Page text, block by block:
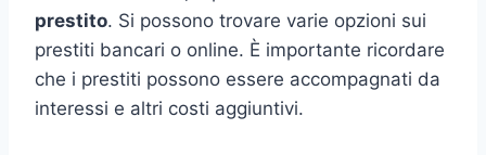
prestito. Si possono trovare varie opzioni sui
prestiti bancari o online. È importante ricordare
che i prestiti possono essere accompagnati da
interessi e altri costi aggiuntivi.